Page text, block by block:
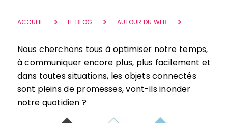
ACCUEIL LE BLOG AUTOUR DU WEB
Nous cherchons tous à optimiser notre temps,
à communiquer encore plus, plus facilement et
dans toutes situations, les objets connectés
sont pleins de promesses, vont-ils inonder
notre quotidien ?